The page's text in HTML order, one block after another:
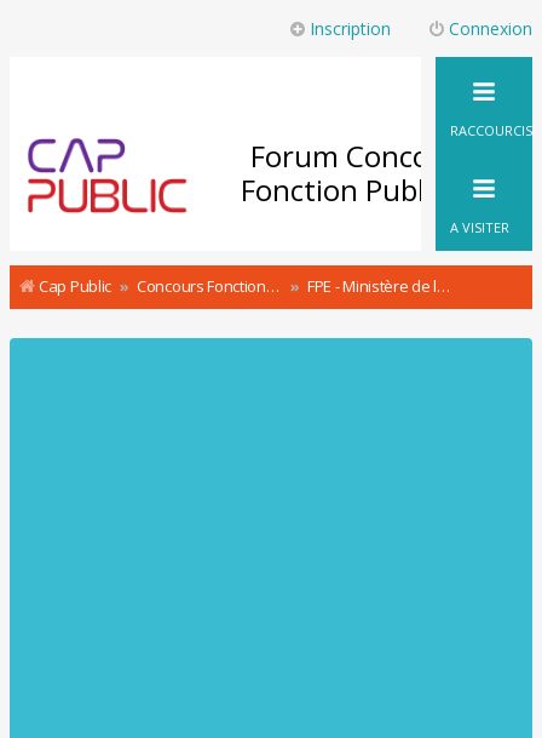
Connexion
Inscription
Forum Concours
Fonction Publique
RACCOURCIS
A VISITER
Cap Public Concours Fonction Publique : le Forum FPE - Ministère de la Transition écologique et solidaire / Ministère de la cohésion des territoires Concours & recrutement